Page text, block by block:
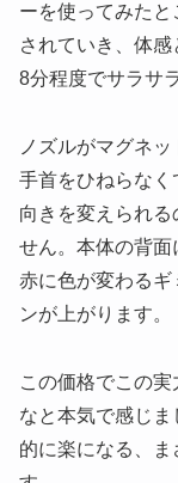
ーを使ってみた
されていき、体
8分程度でサラサ
ノズルがマグネ
手首をひねらな
向きを変えられ
せん。本体の背
赤に色が変わるギ
ンが上がります。
この価格でこの
なと本気で感じ
的に楽になる、ま